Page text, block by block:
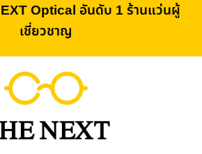
Optical อันดับ 1 ร้านแว่นผู้
เชี่ยวชาญ